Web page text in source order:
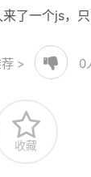
了一个js，
> 0
收藏